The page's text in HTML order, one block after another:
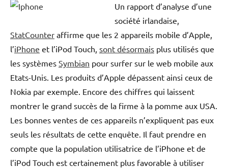
Un rapport d’analyse d’une
société irlandaise,
StatCounter affirme que les 2 appareils mobile d’Apple,
l’iPhone et l’iPod Touch, sont désormais plus utilisés que
les systèmes Symbian pour surfer sur le web mobile aux
Etats-Unis. Les produits d’Apple dépassent ainsi ceux de
Nokia par exemple. Encore des chiffres qui laissent
montrer le grand succès de la firme à la pomme aux USA.
Les bonnes ventes de ces appareils n’expliquent pas eux
seuls les résultats de cette enquête. Il faut prendre en
compte que la population utilisatrice de l’iPhone et de
l’iPod Touch est certainement plus favorable à utiliser